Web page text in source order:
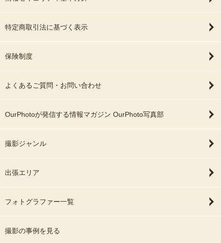
特定商取引法に基づく表示
保険制度
よくあるご質問・お問い合わせ
OurPhotoが発信する情報マガジン OurPhoto写真部
撮影ジャンル
出張エリア
フォトグラファー一覧
撮影の事例を見る